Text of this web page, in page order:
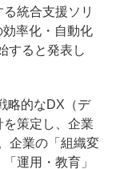
統合支援ソリ
率化・自動化
すると発表し
略的なDX（デ
策定し、企業
企業の「組織変
運用・教育」